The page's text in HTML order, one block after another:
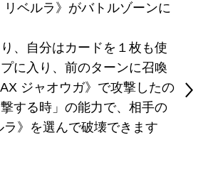
ベルラ》がバトルゾーンに
、自分はカードを１枚も使
に入り、前のターンに召喚
ジャオウガ》で攻撃したの
する時」の能力で、相手の
ラ》を選んで破壊できます